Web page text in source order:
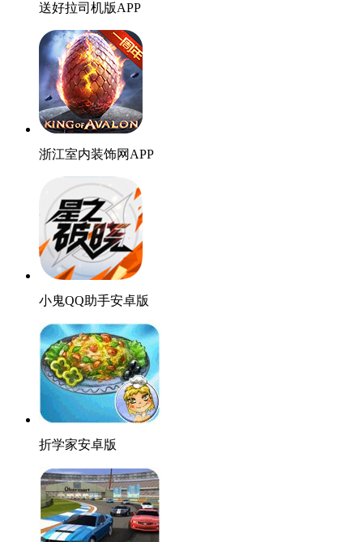
送好拉司机版APP
浙江室内装饰网APP
小鬼QQ助手安卓版
折学家安卓版